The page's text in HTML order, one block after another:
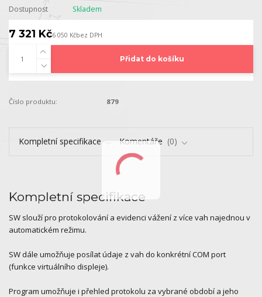
Dostupnost Skladem
7 321 Kč6 050 Kčbez DPH
Přidat do košíku
Číslo produktu: 879
Kompletní specifikace Komentáře 0
Kompletní specifikace
SW slouží pro protokolování a evidenci vážení z více vah najednou v
automatickém režimu.
SW dále umožňuje posílat údaje z vah do konkrétní COM port
(funkce virtuálního displeje).
Program umožňuje i přehled protokolu za vybrané období a jeho